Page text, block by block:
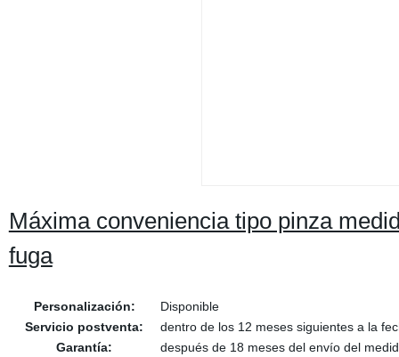
Máxima conveniencia tipo pinza
fuga
Personalización:
Disponible
Servicio postventa:
dentro de los 12 meses siguientes a la
Garantía:
después de 18 meses del envío del